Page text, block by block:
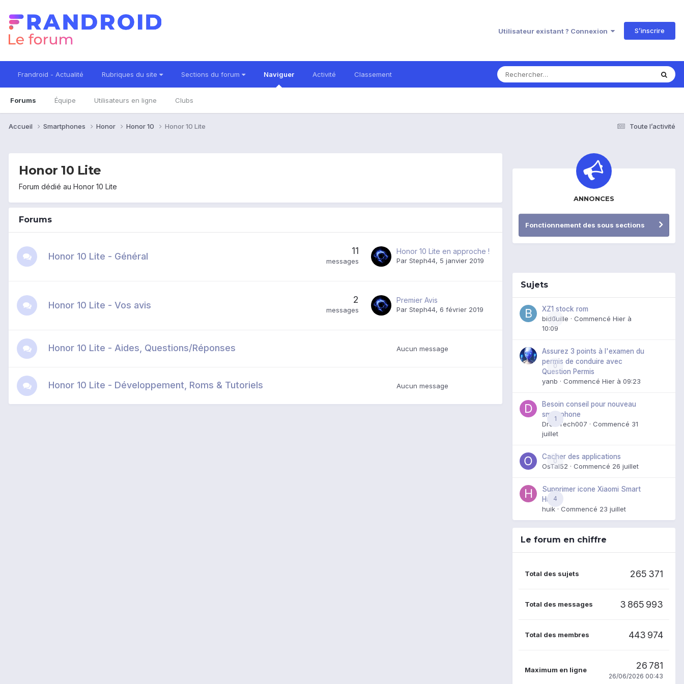
Utilisateur existant ? Connexion S’inscrire
Frandroid - Actualité Rubriques du site Sections du forum Naviguer
Forums Équipe Utilisateurs en ligne Clubs
Activité Classement
Toute l’activité
Accueil Smartphones Honor Honor 10 Honor 10 Lite
Honor 10 Lite
Forum dédié au Honor 10 Lite
Forums
Honor 10 Lite - Général
11
messages
Honor 10 Lite en approche !
Par Steph44, 5 janvier 2019
Honor 10 Lite - Vos avis
2
messages
Premier Avis
Par Steph44, 6 février 2019
Honor 10 Lite - Aides, Questions/Réponses Aucun message
Honor 10 Lite - Développement, Roms & Tutoriels Aucun message
ANNONCES
Fonctionnement des sous sections
Sujets
0
XZ1 stock rom
bid0uille · Commencé Hier à
10:09
0
Assurez 3 points à l'examen du
permis de conduire avec
Question Permis
yanb · Commencé Hier à 09:23
1
Besoin conseil pour nouveau
smartphone
DroidTech007 · Commencé 31
juillet
0
Cacher des applications
OsTal52 · Commencé 26 juillet
4
Supprimer icone Xiaomi Smart
Hub
huik · Commencé 23 juillet
Le forum en chiffre
Total des sujets 265 371
Total des messages 3 865 993
Total des membres 443 974
Maximum en ligne 26 781
26/06/2026 00:43